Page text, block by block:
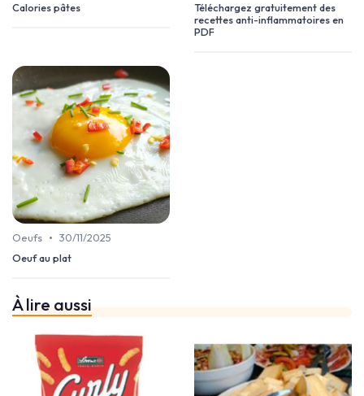
Calories pâtes
Téléchargez gratuitement des
recettes anti-inflammatoires en
PDF
Oeufs • 30/11/2025
Oeuf au plat
À lire aussi